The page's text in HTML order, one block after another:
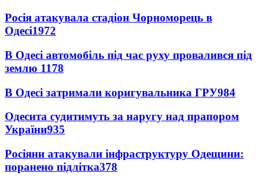
Росія атакувала стадіон Чорноморець в
Одесі1972
В Одесі автомобіль під час руху провалився під
землю 1178
В Одесі затримали коригувальника ГРУ984
Одесита судитимуть за наругу над прапором
України935
Росіяни атакували інфраструктуру Одещини:
поранено підлітка378